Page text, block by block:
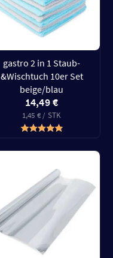
gastro 2 in 1 Staub-
&Wischtuch 10er Set
beige/blau
14,49 €
1,45 € / STK